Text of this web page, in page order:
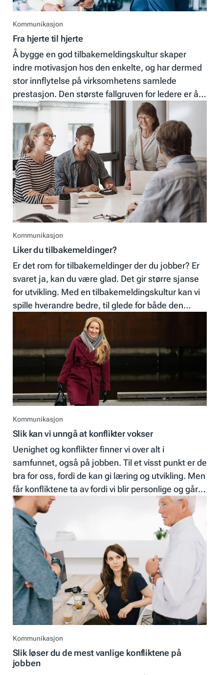
Kommunikasjon
Fra hjerte til hjerte
Å bygge en god tilbakemeldingskultur skaper
indre motivasjon hos den enkelte, og har dermed
stor innflytelse på virksomhetens samlede
prestasjon. Den største fallgruven for ledere er å
forveksle tilbakemelding med evaluering.
Kommunikasjon
Liker du tilbakemeldinger?
Er det rom for tilbakemeldinger der du jobber? Er
svaret ja, kan du være glad. Det gir større sjanse
for utvikling. Med en tilbakemeldingskultur kan vi
spille hverandre bedre, til glede for både den
enkelte og bedriften.
Kommunikasjon
Slik kan vi unngå at konflikter vokser
Uenighet og konflikter finner vi over alt i
samfunnet, også på jobben. Til et visst punkt er de
bra for oss, fordi de kan gi læring og utvikling. Men
får konfliktene ta av fordi vi blir personlige og går
bort fra sakens kjerne, er det fare på ferde.
Kommunikasjon
Slik løser du de mest vanlige konfliktene på
jobben